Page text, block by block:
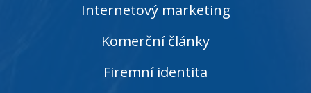
Internetový marketing
Komerční články
Firemní identita